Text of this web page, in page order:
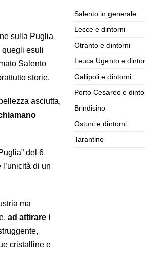
sulla Puglia
quegli esuli
Salento
storie.
asciutta,
del 6
di un
ma
ad attirare i
cristalline e
Salento in generale
Lecce e dintorni
Otranto e dintorni
Leuca Ugento e
Gallipoli e dintorni
Porto Cesareo e
Brindisino
Ostuni e dintorni
Tarantino